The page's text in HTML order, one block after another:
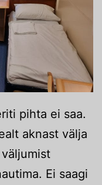
pihta ei saa.
aknast välja
Ei saagi